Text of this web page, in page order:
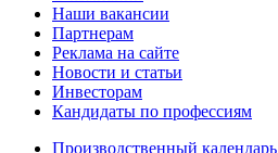
Наши вакансии
Партнерам
Реклама на сайте
Новости и статьи
Инвесторам
Кандидаты по профессиям
Производственный календарь